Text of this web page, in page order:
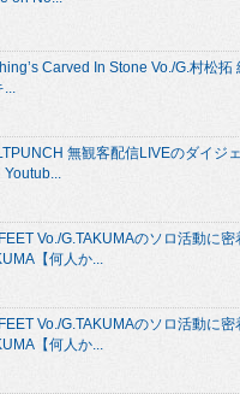
Carved In Stone Vo./G.村松拓
...
無観客配信LIVEのダイジ
Youtub...
Vo./G.TAKUMAのソロ活動に密
【何人か...
Vo./G.TAKUMAのソロ活動に密
【何人か...